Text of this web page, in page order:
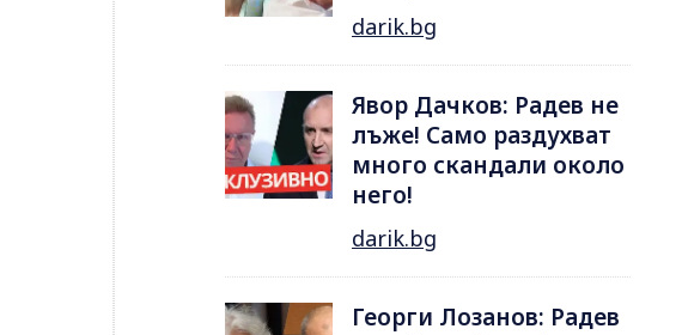
darik.bg
Явор Дачков: Радев не
лъже! Само раздухват
много скандали около
него!
darik.bg
Георги Лозанов: Радев